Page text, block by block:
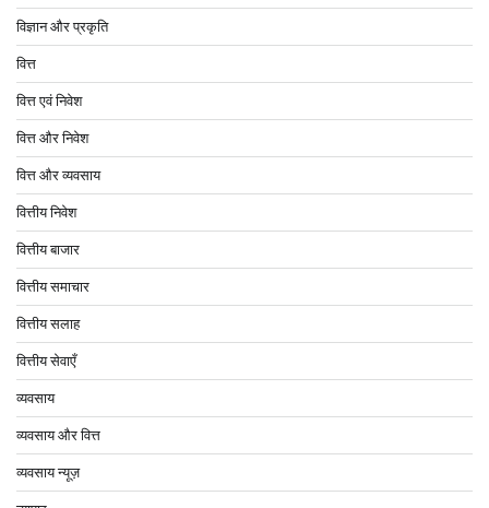
विज्ञान और प्रकृति
वित्त
वित्त एवं निवेश
वित्त और निवेश
वित्त और व्यवसाय
वित्तीय निवेश
वित्तीय बाजार
वित्तीय समाचार
वित्तीय सलाह
वित्तीय सेवाएँ
व्यवसाय
व्यवसाय और वित्त
व्यवसाय न्यूज़